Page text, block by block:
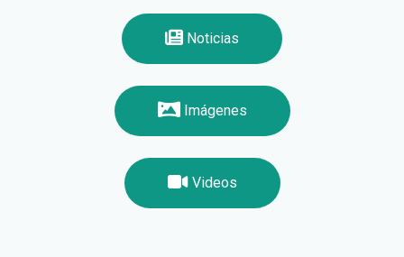
Noticias
Imágenes
Videos